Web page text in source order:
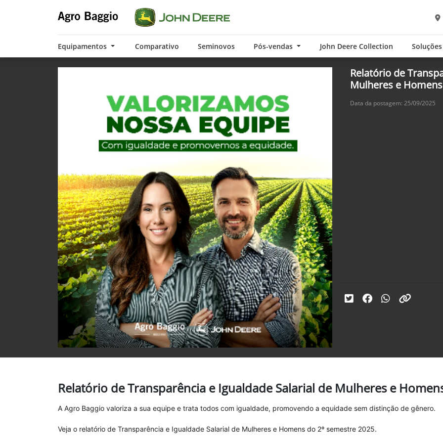
Equipamentos Comparativo Seminovos Pós-vendas John Deere Collection
Relatório de
Mulheres e Homens
Data da postagem: 25/09/2025
Relatório de Transparência e Igualdade Salarial de Mulheres e
A Agro Baggio valoriza a sua equipe e trata todos com igualdade, promovendo a equidade sem distinção de gênero.
Veja o relatório de Transparência e Igualdade Salarial de Mulheres e Homens do 2º semestre 2025.